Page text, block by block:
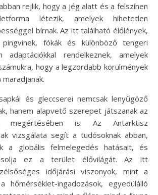
rejlik, hogy a jég alatt és a felszínen
létezik, amelyek hihetetlen
bírnak. Az itt található élőlények,
fókák és különböző tengeri
adaptációkkal rendelkeznek, amelyek
hogy a legzordabb körülmények
és gleccserei nemcsak lenyűgöző
hanem alapvető szerepet játszanak az
megértésében is. Az Antarktisz
vizsgálata segít a tudósoknak abban,
a globális felmelegedés hatásait, és
ez a terület élővilágát. Az itt
időjárási viszonyok, mint a
hőmérséklet-ingadozások, egyedülálló